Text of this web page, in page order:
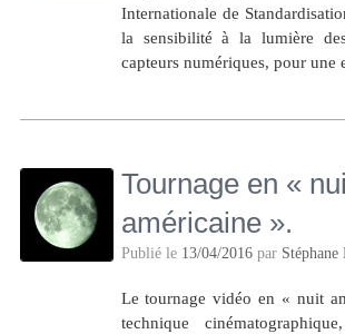
Internationale de
la sensibilité à la lumière
capteurs numériques, pour une
Tournage en «
américaine ».
Publié le 13/04/2016 par
Le tournage vidéo en « nuit
technique